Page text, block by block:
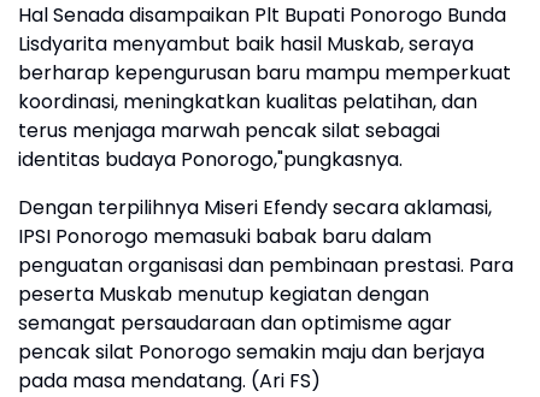
Hal Senada disampaikan Plt Bupati Ponorogo Bunda
Lisdyarita menyambut baik hasil Muskab, seraya
berharap kepengurusan baru mampu memperkuat
koordinasi, meningkatkan kualitas pelatihan, dan
terus menjaga marwah pencak silat sebagai
identitas budaya Ponorogo,"pungkasnya.
Dengan terpilihnya Miseri Efendy secara aklamasi,
IPSI Ponorogo memasuki babak baru dalam
penguatan organisasi dan pembinaan prestasi. Para
peserta Muskab menutup kegiatan dengan
semangat persaudaraan dan optimisme agar
pencak silat Ponorogo semakin maju dan berjaya
pada masa mendatang. (Ari FS)